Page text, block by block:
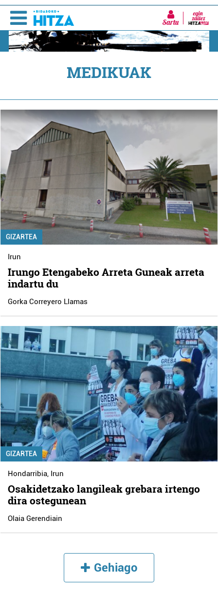
Sartu
MEDIKUAK
GIZARTEA
Irun
Irungo Etengabeko Arreta Guneak arreta
indartu du
Gorka Correyero Llamas
GIZARTEA
Hondarribia, Irun
Osakidetzako langileak grebara irtengo
dira ostegunean
Olaia Gerendiain
Gehiago